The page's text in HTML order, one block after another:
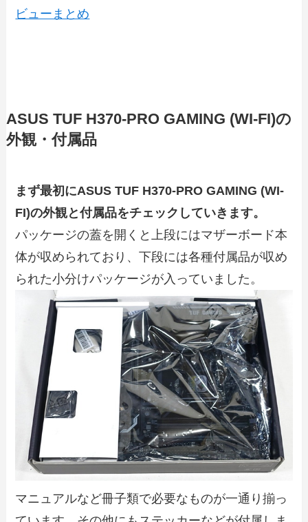
ビューまとめ
ASUS TUF H370-PRO GAMING (WI-FI)の
外観・付属品
まず最初にASUS TUF H370-PRO GAMING (WI-
FI)の外観と付属品をチェックしていきます。
パッケージの蓋を開くと上段にはマザーボード本
体が収められており、下段には各種付属品が収め
られた小分けパッケージが入っていました。
マニュアルなど冊子類で必要なものが一通り揃っ